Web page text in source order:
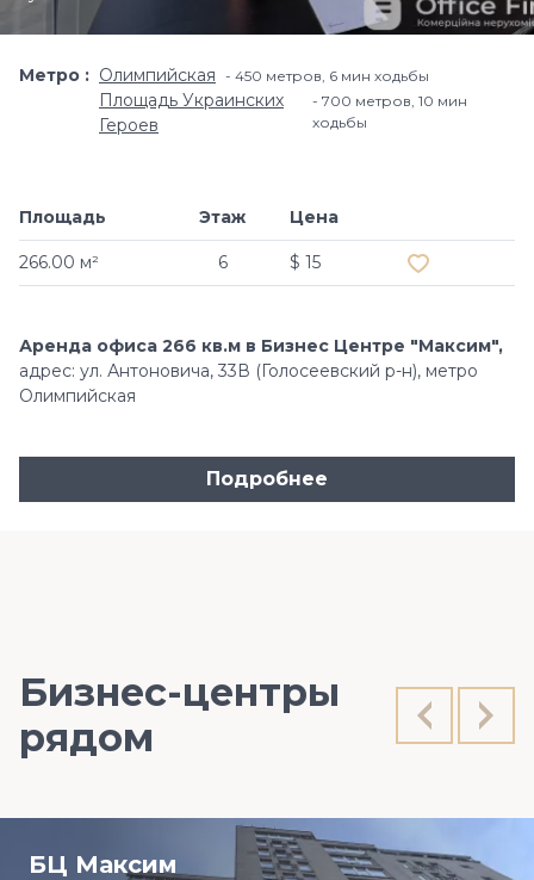
Метро Олимпийская 450 метров, 6 мин ходьбы
Площадь Украинских
Героев
700 метров, 10 мин
ходьбы
Площадь
266.00 м²
Этаж
6
Цена
$ 15
Аренда офиса 266 кв.м в Бизнес Центре "Максим",
адрес: ул. Антоновича, 33В (Голосеевский р-н), метро
Олимпийская
Подробнее
Бизнес-центры
рядом
БЦ Максим